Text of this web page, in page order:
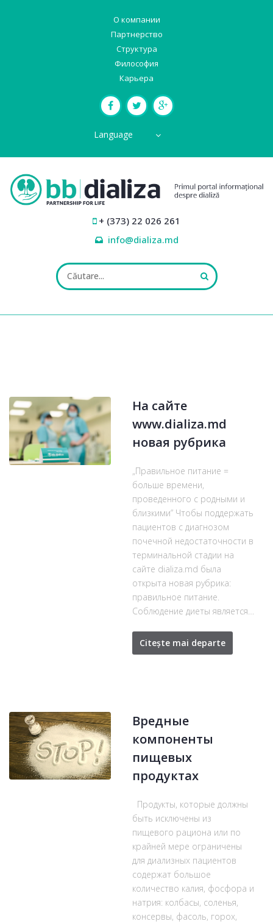
О компании
Партнерство
Структура
Философия
Карьера
Language
Close Appointment form
+ (373) 22 026 261
info@dializa.md
На сайте
www.dializa.md
новая рубрика
„Правильное питание =
больше времени,
проведенного с родными и
близкими” Чтобы поддержать
пациентов с диагнозом
почечной недостаточности в
терминальной стадии на
сайте dializa.md была
открыта новая рубрика:
правильное питание.
Соблюдение диеты является…
Citește mai departe
Вредные
компоненты
пищевых
продуктах
Продукты, которые должны
быть исключены из
пищевого рациона или по
крайней мере ограничены
для диализных пациентов
содержат большое
количество калия, фосфора и
натрия: колбасы, соленья,
консервы, фасоль, горох,